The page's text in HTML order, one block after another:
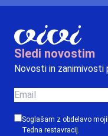
Sledi novostim
Novosti in zanimivosti
Soglašam z obdelavo
Tedna restavracij.